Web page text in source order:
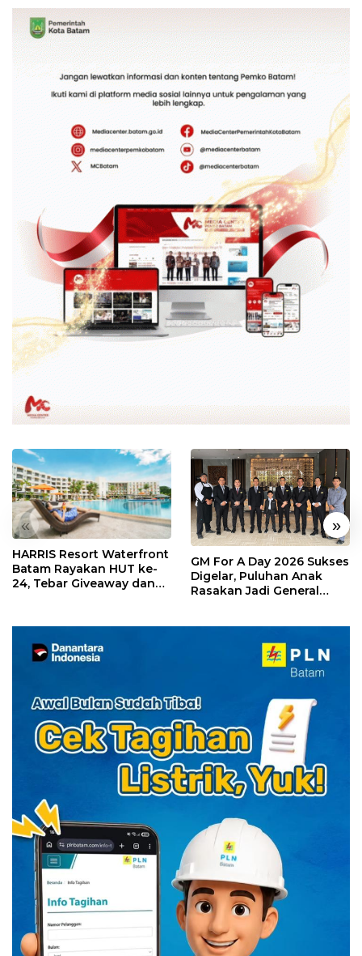
« »
HARRIS Resort Waterfront
Batam Rayakan HUT ke-
24, Tebar Giveaway dan
GM For A Day 2026 Sukses
Digelar, Puluhan Anak
Rasakan Jadi General